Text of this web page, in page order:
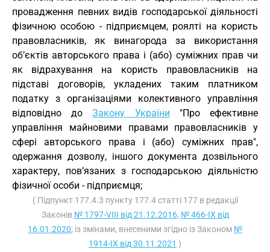
провадження певних видів господарської діяльності
фізичною особою - підприємцем, роялті на користь
правовласників, як винагорода за використання
об’єктів авторського права і (або) суміжних прав чи
як відрахування на користь правовласників на
підставі договорів, укладених таким платником
податку з організаціями колективного управління
відповідно доЗакону України "Про ефективне
управління майновими правами правовласників у
сфері авторського права і (або) суміжних прав",
одержання дозволу, іншого документа дозвільного
характеру, пов’язаних з господарською діяльністю
фізичної особи - підприємця;
( Підпункт 177.4.3 пункту 177.4 статті 177 в редакції
Законів № 1797-VIII від 21.12.2016, № 466-IX від
16.01.2020; із змінами, внесеними згідно із Законом №
1914-IX від 30.11.2021 )